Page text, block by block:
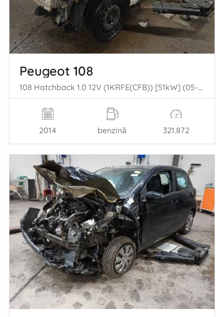
Peugeot 108
108 Hatchback 1.0 12V (1KRFE(CFB)) [51kW] (05-2014/...)
2014 benzină 321.872